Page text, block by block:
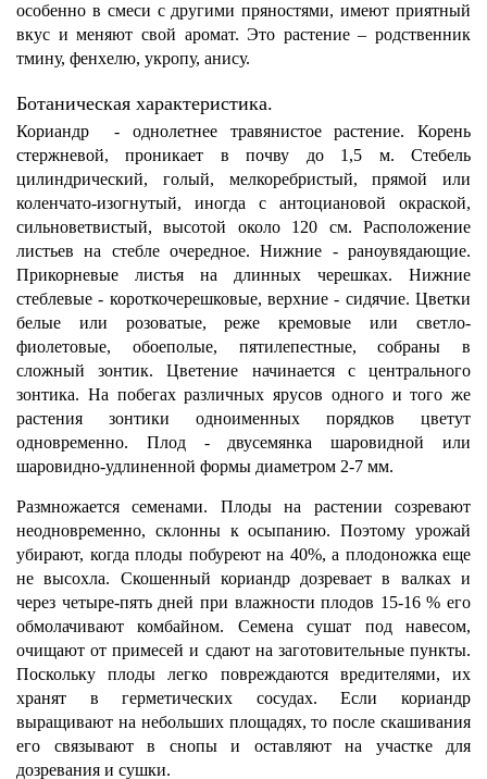
особенно в смеси с другими пряностями, имеют приятный
вкус и меняют свой аромат. Это растение – родственник
тмину, фенхелю, укропу, анису.
Ботаническая характеристика.
Кориандр - однолетнее травянистое растение. Корень
стержневой, проникает в почву до 1,5 м. Стебель
цилиндрический, голый, мелкоребристый, прямой или
коленчато-изогнутый, иногда с антоциановой окраской,
сильноветвистый, высотой около 120 см. Расположение
листьев на стебле очередное. Нижние - раноувядающие.
Прикорневые листья на длинных черешках. Нижние
стеблевые - короткочерешковые, верхние - сидячие. Цветки
белые или розоватые, реже кремовые или светло-
фиолетовые, обоеполые, пятилепестные, собраны в
сложный зонтик. Цветение начинается с центрального
зонтика. На побегах различных ярусов одного и того же
растения зонтики одноименных порядков цветут
одновременно. Плод - двусемянка шаровидной или
шаровидно-удлиненной формы диаметром 2-7 мм.
Размножается семенами. Плоды на растении созревают
неодновременно, склонны к осыпанию. Поэтому урожай
убирают, когда плоды побуреют на 40%, а плодоножка еще
не высохла. Скошенный кориандр дозревает в валках и
через четыре-пять дней при влажности плодов 15-16 % его
обмолачивают комбайном. Семена сушат под навесом,
очищают от примесей и сдают на заготовительные пункты.
Поскольку плоды легко повреждаются вредителями, их
хранят в герметических сосудах. Если кориандр
выращивают на небольших площадях, то после скашивания
его связывают в снопы и оставляют на участке для
дозревания и сушки.